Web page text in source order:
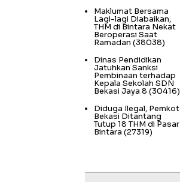
Maklumat Bersama
Lagi-lagi Diabaikan,
THM di Bintara Nekat
Beroperasi Saat
Ramadan (38038)
Dinas Pendidikan
Jatuhkan Sanksi
Pembinaan terhadap
Kepala Sekolah SDN
Bekasi Jaya 8 (30416)
Diduga Ilegal, Pemkot
Bekasi Ditantang
Tutup 18 THM di Pasar
Bintara (27319)